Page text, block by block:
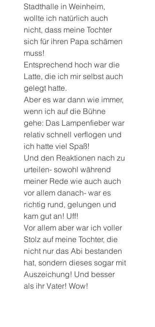
Stadthalle in Weinheim,
wollte ich natürlich auch
nicht, dass meine Tochter
sich für ihren Papa schämen
muss!
Entsprechend hoch war die
Latte, die ich mir selbst auch
gelegt hatte.
Aber es war dann wie immer,
wenn ich auf die Bühne
gehe: Das Lampenfieber war
relativ schnell verflogen und
ich hatte viel Spaß!
Und den Reaktionen nach zu
urteilen- sowohl während
meiner Rede wie auch auch
vor allem danach- war es
richtig rund, gelungen und
kam gut an! Uff!
Vor allem aber war ich voller
Stolz auf meine Tochter, die
nicht nur das Abi bestanden
hat, sondern dieses sogar mit
Auszeichung! Und besser
als ihr Vater! Wow!